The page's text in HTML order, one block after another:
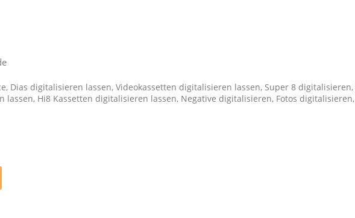
, Dias digitalisieren lassen, Videokassetten digitalisieren lassen, Super 8 digitalisieren,
lassen, Hi8 Kassetten digitalisieren lassen, Negative digitalisieren, Fotos digitalisieren,